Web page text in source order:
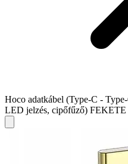
Hoco adatkábel (Type-C -
LED jelzés, cipőfűző)